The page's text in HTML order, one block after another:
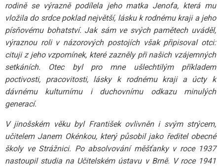
rodině se výrazně podílela jeho matka Jenofa, která mu
vložila do srdce poklad největší, lásku k rodnému kraji a jeho
písňovému bohatství. Jak sám ve svých pamětech uváděl,
výraznou roli v názorových postojích však připisoval otci:
cituji z jeho vzpomínek, které zazněly při našich vzájemných
setkáních. Otec byl pro mne ušlechtilým příkladem
poctivosti, pracovitosti, lásky k rodnému kraji a úcty k
dávnému kulturnímu i duchovnímu odkazu minulých
generací.
V jinošském věku byl František ovlivněn i svým strýcem,
učitelem Janem Okénkou, který působil jako ředitel obecné
školy ve Strážnici. Po absolvování měšťanky v roce 1937
nastoupil studia na Učitelském ústavu v Brně. V roce 1941